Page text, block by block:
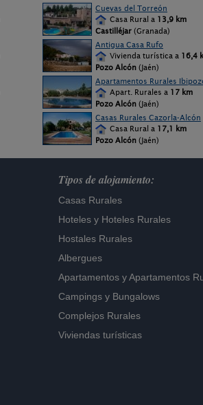
Cuevas del Torreón
Casa Rural a 13,9 km
Castilléjar (Granada)
Antigua Casa Rufo
Vivienda turística a 16,4
Pozo Alcón (Jaén)
Apartamentos Rurales
Apart. Rurales a 17 km
Pozo Alcón (Jaén)
Casas Rurales Cazorla-Alcón
Casa Rural a 17,1 km
Pozo Alcón (Jaén)
Tipos de alojamiento:
Casas Rurales
Hoteles y Hoteles Rurales
Hostales Rurales
Albergues
Apartamentos yApartamentos
Campings y Bungalows
Complejos Rurales
Viviendas turísticas